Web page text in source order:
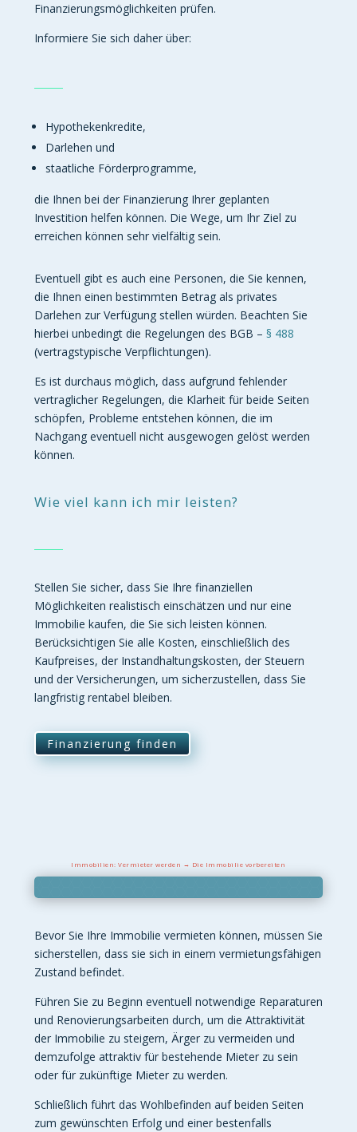
Finanzierungsmöglichkeiten prüfen.
Informiere Sie sich daher über:
Hypothekenkredite,
Darlehen und
staatliche Förderprogramme,
die Ihnen bei der Finanzierung Ihrer geplanten
Investition helfen können. Die Wege, um Ihr Ziel zu
erreichen können sehr vielfältig sein.
Eventuell gibt es auch eine Personen, die Sie kennen,
die Ihnen einen bestimmten Betrag als privates
Darlehen zur Verfügung stellen würden. Beachten Sie
hierbei unbedingt die Regelungen des BGB – § 488
(vertragstypische Verpflichtungen).
Es ist durchaus möglich, dass aufgrund fehlender
vertraglicher Regelungen, die Klarheit für beide Seiten
schöpfen, Probleme entstehen können, die im
Nachgang eventuell nicht ausgewogen gelöst werden
können.
Wie viel kann ich mir leisten?
Stellen Sie sicher, dass Sie Ihre finanziellen
Möglichkeiten realistisch einschätzen und nur eine
Immobilie kaufen, die Sie sich leisten können.
Berücksichtigen Sie alle Kosten, einschließlich des
Kaufpreises, der Instandhaltungskosten, der Steuern
und der Versicherungen, um sicherzustellen, dass Sie
langfristig rentabel bleiben.
Finanzierung finden
Immobilien: Vermieter werden → Die Immobilie vorbereiten
Bevor Sie Ihre Immobilie vermieten können, müssen Sie
sicherstellen, dass sie sich in einem vermietungsfähigen
Zustand befindet.
Führen Sie zu Beginn eventuell notwendige Reparaturen
und Renovierungsarbeiten durch, um die Attraktivität
der Immobilie zu steigern, Ärger zu vermeiden und
demzufolge attraktiv für bestehende Mieter zu sein
oder für zukünftige Mieter zu werden.
Schließlich führt das Wohlbefinden auf beiden Seiten
zum gewünschten Erfolg und einer bestenfalls